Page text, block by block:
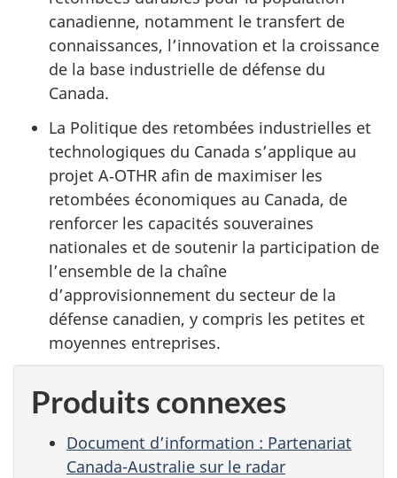
canadienne, notamment le transfert de
connaissances, l’innovation et la croissance
de la base industrielle de défense du
Canada.
La Politique des retombées industrielles et
technologiques du Canada s’applique au
projet A‑OTHR afin de maximiser les
retombées économiques au Canada, de
renforcer les capacités souveraines
nationales et de soutenir la participation de
l’ensemble de la chaîne
d’approvisionnement du secteur de la
défense canadien, y compris les petites et
moyennes entreprises.
Produits connexes
Document d’information : Partenariat
Canada-Australie sur le radar